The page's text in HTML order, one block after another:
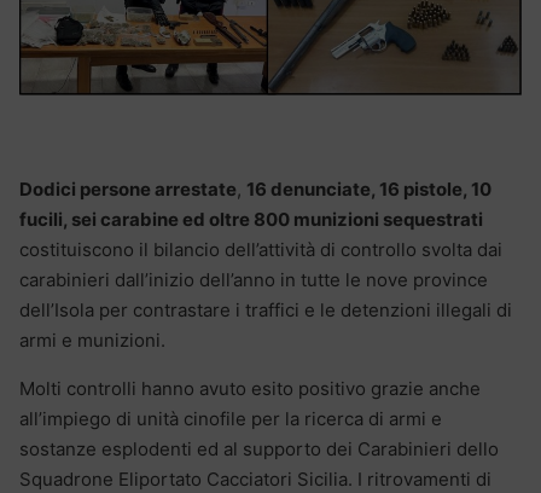
Dodici persone arrestate, 16 denunciate, 16 pistole, 10
fucili, sei carabine ed oltre 800 munizioni sequestrati
costituiscono il bilancio dell’attività di controllo svolta dai
carabinieri dall’inizio dell’anno in tutte le nove province
dell’Isola per contrastare i traffici e le detenzioni illegali di
armi e munizioni.
Molti controlli hanno avuto esito positivo grazie anche
all’impiego di unità cinofile per la ricerca di armi e
sostanze esplodenti ed al supporto dei Carabinieri dello
Squadrone Eliportato Cacciatori Sicilia. I ritrovamenti di